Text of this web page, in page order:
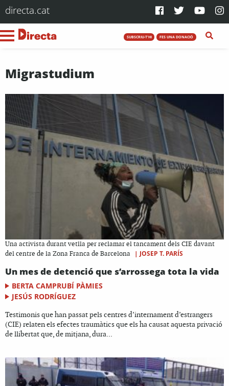
directa.cat
SUBSCRIU-T'HI FES UNA DONACIÓ
Migrastudium
Una activista durant vetlla per reclamar el tancament dels CIE davant
del centre de la Zona Franca de Barcelona
| JOSEP T. PARÍS
Un mes de detenció que s’arrossega tota la vida
BERTA CAMPRUBÍ PÀMIES
JESÚS RODRÍGUEZ
Testimonis que han passat pels centres d’internament d’estrangers
(CIE) relaten els efectes traumàtics que els ha causat aquesta privació
de llibertat que, de mitjana, dura...